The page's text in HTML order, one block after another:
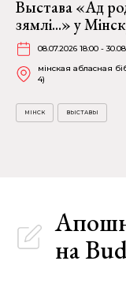
Выстава «Ад
зямлі...» у
08.07.2026 18:00 -
мінская абласная
4)
МІНСК ВЫСТАВЫ
на